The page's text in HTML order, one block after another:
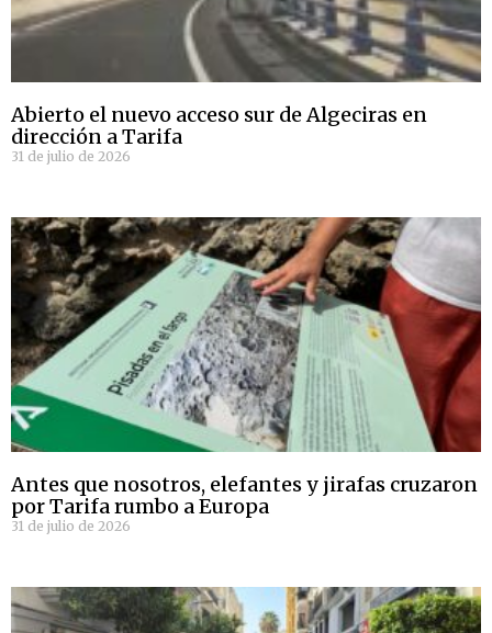
Abierto el nuevo acceso sur de Algeciras en
dirección a Tarifa
31 de julio de 2026
Antes que nosotros, elefantes y jirafas cruzaron
por Tarifa rumbo a Europa
31 de julio de 2026